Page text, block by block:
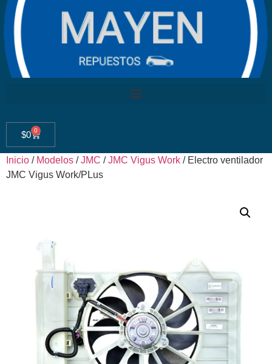
$0 0
Inicio / Modelos /JMC /JMC Vigus Work / Electro ventilador
JMC Vigus Work/PLus